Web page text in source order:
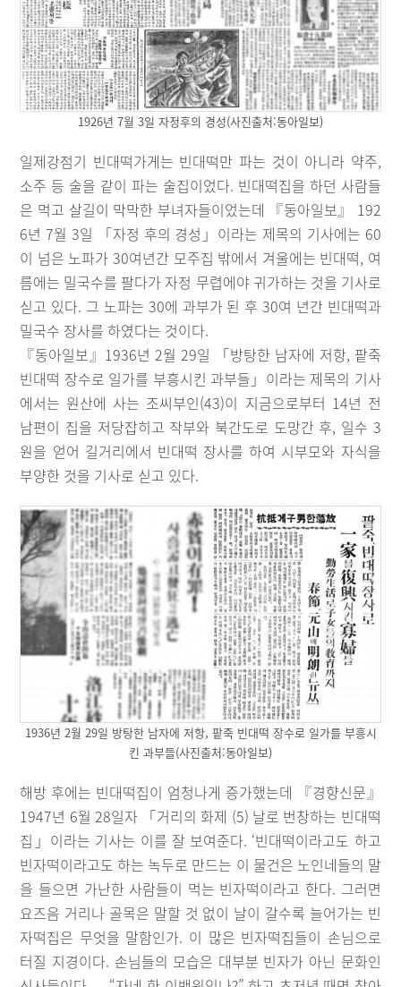
1926년 7월 3일 자정후의 경성(사진출처:동아일보)
일제강점기 빈대떡가게는 빈대떡만 파는 것이 아니라 약주,
소주 등 술을 같이 파는 술집이었다. 빈대떡집을 하던 사람들
은 먹고 살길이 막막한 부녀자들이었는데 『동아일보』 192
6년 7월 3일 「자정 후의 경성」이라는 제목의 기사에는 60
이 넘은 노파가 30여년간 모주집 밖에서 겨울에는 빈대떡, 여
름에는 밀국수를 팔다가 자정 무렵에야 귀가하는 것을 기사로
싣고 있다. 그 노파는 30에 과부가 된 후 30여 년간 빈대떡과
밀국수 장사를 하였다는 것이다.
『동아일보』1936년 2월 29일 「방탕한 남자에 저항, 팥죽
빈대떡 장수로 일가를 부흥시킨 과부들」이라는 제목의 기사
에서는 원산에 사는 조씨부인(43)이 지금으로부터 14년 전
남편이 집을 저당잡히고 작부와 북간도로 도망간 후, 일수 3
원을 얻어 길거리에서 빈대떡 장사를 하여 시부모와 자식을
부양한 것을 기사로 싣고 있다.
1936년 2월 29일 방탕한 남자에 저항, 팥죽 빈대떡 장수로 일가를 부흥시
킨 과부들(사진출처:동아일보)
해방 후에는 빈대떡집이 엄청나게 증가했는데 『경향신문』
1947년 6월 28일자 「거리의 화제 (5) 날로 번창하는 빈대떡
집」이라는 기사는 이를 잘 보여준다. ‘빈대떡이라고도 하고
빈자떡이라고도 하는 녹두로 만드는 이 물건은 노인네들의 말
을 들으면 가난한 사람들이 먹는 빈자떡이라고 한다. 그러면
요즈음 거리나 골목은 말할 것 없이 날이 갈수록 늘어가는 빈
자떡집은 무엇을 말함인가. 이 많은 빈자떡집들이 손님으로
터질 지경이다. 손님들의 모습은 대부분 빈자가 아닌 문화인